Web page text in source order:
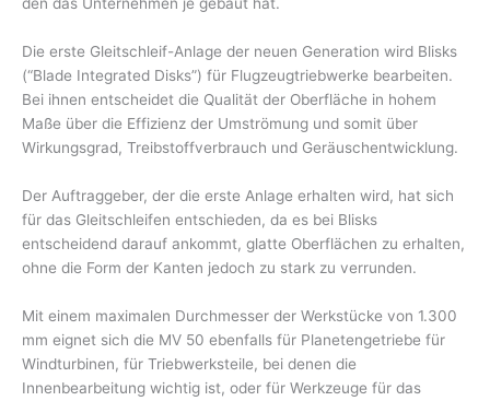
Die erste Gleitschleif-Anlage der neuen Generation wird Blisks
(“Blade Integrated Disks”) für Flugzeugtriebwerke bearbeiten.
Bei ihnen entscheidet die Qualität der Oberfläche in hohem
Maße über die Effizienz der Umströmung und somit über
Wirkungsgrad, Treibstoffverbrauch und Geräuschentwicklung.
Der Auftraggeber, der die erste Anlage erhalten wird, hat sich
für das Gleitschleifen entschieden, da es bei Blisks
entscheidend darauf ankommt, glatte Oberflächen zu erhalten,
ohne die Form der Kanten jedoch zu stark zu verrunden.
Mit einem maximalen Durchmesser der Werkstücke von 1.300
mm eignet sich die MV 50 ebenfalls für Planetengetriebe für
Windturbinen, für Triebwerksteile, bei denen die
Innenbearbeitung wichtig ist, oder für Werkzeuge für das